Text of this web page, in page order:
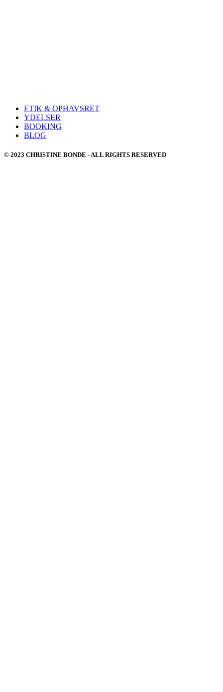
ETIK & OPHAVSRET
YDELSER
BOOKING
BLOG
© 2023 CHRISTINE BONDE - ALL RIGHTS RESERVED